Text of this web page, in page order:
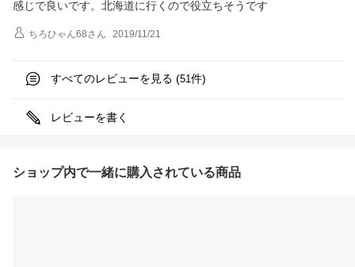
感じで良いです。北海道に行くので役立ちそうです
ちろひゃん68さん 2019/11/21
すべてのレビューを見る (51 件)
レビューを書く
ショップ内で一緒に購入されている商品